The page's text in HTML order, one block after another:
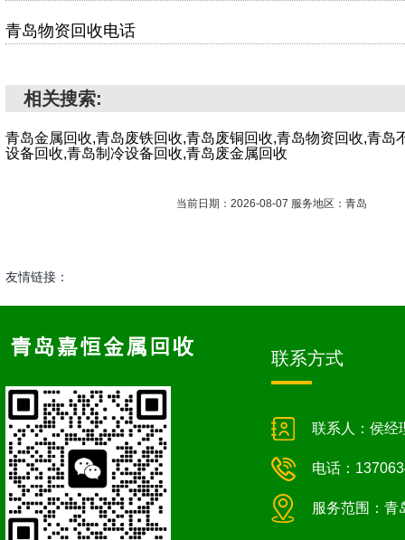
青岛物资回收电话
相关搜索:
青岛金属回收,青岛废铁回收,青岛废铜回收,青岛物资回收,青岛
设备回收,青岛制冷设备回收,青岛废金属回收
当前日期：2026-08-07 服务地区：青岛
友情链接：
联系方式
联系人：侯经
电话：
服务范围：青